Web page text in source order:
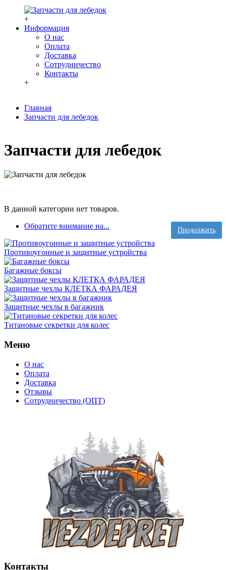
+
Информация
О нас
Оплата
Доставка
Сотрудничество
Контакты
+
Главная
Запчасти для лебедок
Запчасти для лебедок
В данной категории нет товаров.
Продолжить
Обратите внимание на...
Противоугонные и защитные устройства
Багажные боксы
Защитные чехлы КЛЕТКА ФАРАДЕЯ
Защитные чехлы в багажник
Титановые секретки для колес
Меню
О нас
Оплата
Доставка
Отзывы
Сотрудничество (ОПТ)
Контакты